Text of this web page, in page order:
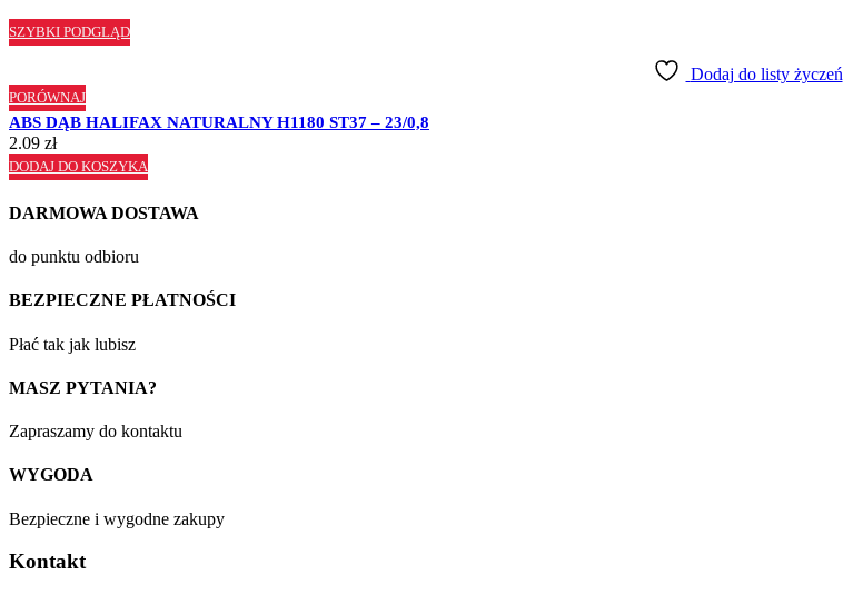
SZYBKI PODGLĄD
Dodaj do listy życzeń
PORÓWNAJ
ABS DĄB HALIFAX NATURALNY H1180 ST37 – 23/0,8
2.09 zł
DODAJ DO KOSZYKA
DARMOWA DOSTAWA
do punktu odbioru
BEZPIECZNE PŁATNOŚCI
Płać tak jak lubisz
MASZ PYTANIA?
Zapraszamy do kontaktu
WYGODA
Bezpieczne i wygodne zakupy
Kontakt